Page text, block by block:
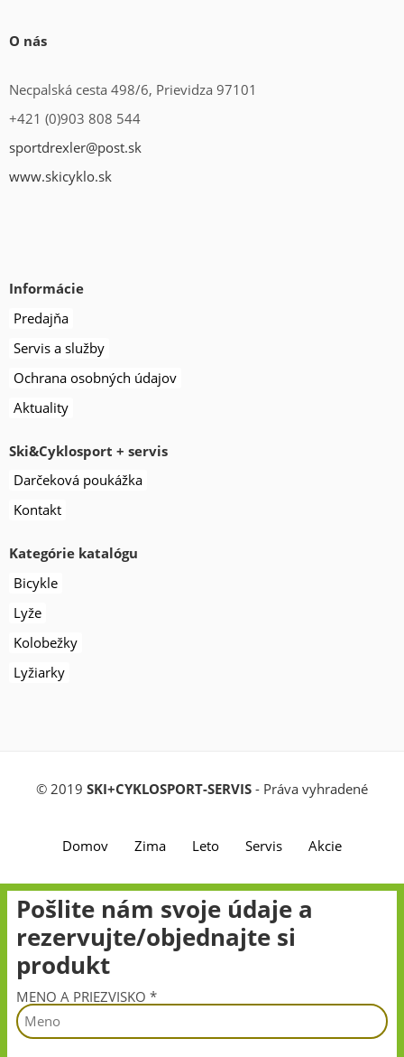
O nás
Necpalská cesta 498/6, Prievidza 97101
+421 (0)903 808 544
sportdrexler@post.sk
www.skicyklo.sk
Informácie
Predajňa
Servis a služby
Ochrana osobných údajov
Aktuality
Ski&Cyklosport + servis
Darčeková poukážka
Kontakt
Kategórie katalógu
Bicykle
Lyže
Kolobežky
Lyžiarky
© 2019 SKI+CYKLOSPORT-SERVIS - Práva vyhradené
Domov Zima Leto Servis Akcie
Pošlite nám svoje údaje a
rezervujte/objednajte si
produkt
MENO A PRIEZVISKO *